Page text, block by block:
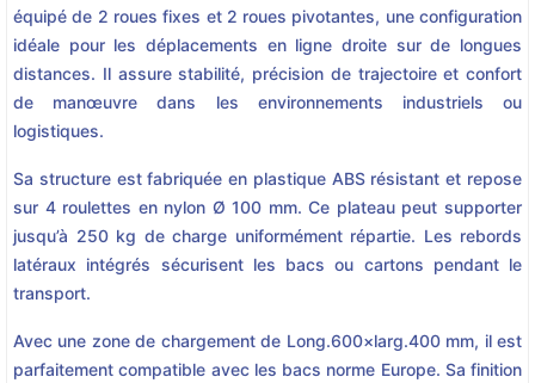
équipé de 2 roues fixes et 2 roues pivotantes, une configuration
idéale pour les déplacements en ligne droite sur de longues
distances. Il assure stabilité, précision de trajectoire et confort
de manœuvre dans les environnements industriels ou
logistiques.
Sa structure est fabriquée en plastique ABS résistant et repose
sur 4 roulettes en nylon Ø 100 mm. Ce plateau peut supporter
jusqu’à 250 kg de charge uniformément répartie. Les rebords
latéraux intégrés sécurisent les bacs ou cartons pendant le
transport.
Avec une zone de chargement de Long.600×larg.400 mm, il est
parfaitement compatible avec les bacs norme Europe. Sa finition